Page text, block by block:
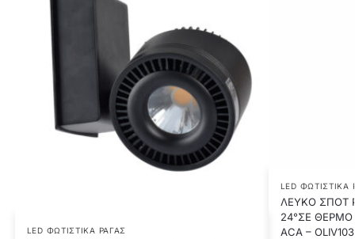
LED ΦΩΤΙΣΤΙΚΆ ΡΆΓΑΣ
LED ΦΩΤΙΣΤΙΚΆ
ΛΕΥΚΟ ΣΠΟΤ
24°ΣΕ
ACA –